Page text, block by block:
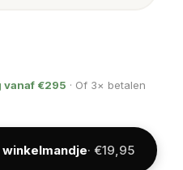
vanaf €295 · Of 3× betalen
winkelmandje· €19,95